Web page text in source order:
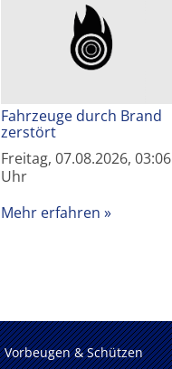
Fahrzeuge durch Brand
zerstört
Freitag, 07.08.2026, 03:06
Uhr
Mehr erfahren
Vorbeugen & Schützen